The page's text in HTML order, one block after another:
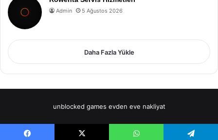
Admin 5 Ağustos 2026
Daha Fazla Yükle
unblocked games evden eve nakliyat